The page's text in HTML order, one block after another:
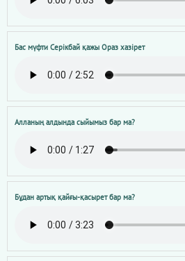
Бас мүфти Серікбай қажы Ораз хазірет
Алланың алдында сыйымыз бар ма?
Бұдан артық қайғы-қасырет бар ма?